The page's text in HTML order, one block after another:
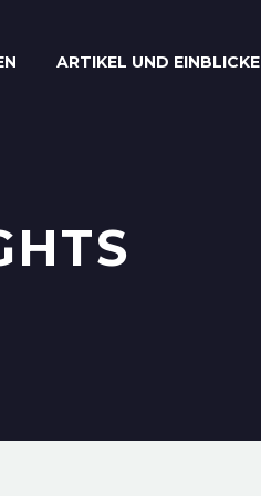
ARTIKEL UND EINBLICKE